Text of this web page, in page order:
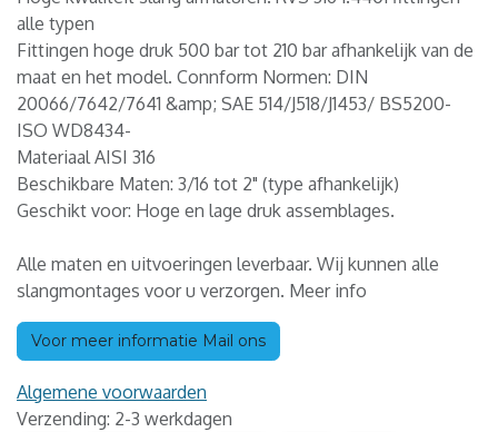
alle typen
Fittingen hoge druk 500 bar tot 210 bar afhankelijk van de
maat en het model. Connform Normen: DIN
20066/7642/7641 &amp; SAE 514/J518/J1453/ BS5200-
ISO WD8434-
Materiaal AISI 316
Beschikbare Maten: 3/16 tot 2" (type afhankelijk)
Geschikt voor: Hoge en lage druk assemblages.
Alle maten en uitvoeringen leverbaar. Wij kunnen alle
slangmontages voor u verzorgen. Meer info
Voor meer informatie Mail ons
Algemene voorwaarden
Verzending: 2-3 werkdagen